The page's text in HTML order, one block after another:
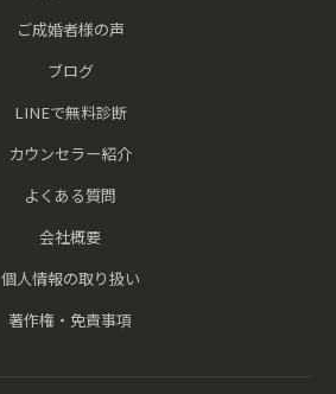
ご成婚者様の声
ブログ
LINEで無料診断
カウンセラー紹介
よくある質問
会社概要
個人情報の取り扱い
著作権・免責事項